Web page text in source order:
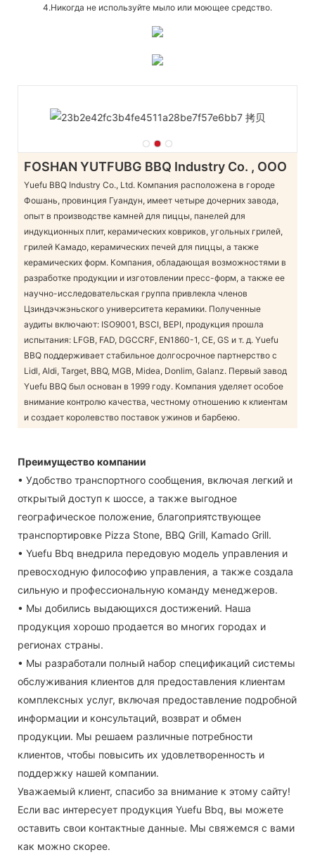
4.Никогда не используйте мыло или моющее средство.
FOSHAN YUTFUBG BBQ Industry Co. , ООО
Yuefu BBQ Industry Co., Ltd. Компания расположена в городе
Фошань, провинция Гуандун, имеет четыре дочерних завода,
опыт в производстве камней для пиццы, панелей для
индукционных плит, керамических ковриков, угольных грилей,
грилей Камадо, керамических печей для пиццы, а также
керамических форм. Компания, обладающая возможностями в
разработке продукции и изготовлении пресс-форм, а также ее
научно-исследовательская группа привлекла членов
Цзиндэчжэньского университета керамики. Полученные
аудиты включают: ISO9001, BSCI, BEPI, продукция прошла
испытания: LFGB, FAD, DGCCRF, EN1860-1, CE, GS и т. д. Yuefu
BBQ поддерживает стабильное долгосрочное партнерство с
Lidl, Aldi, Target, BBQ, MGB, Midea, Donlim, Galanz. Первый завод
Yuefu BBQ был основан в 1999 году. Компания уделяет особое
внимание контролю качества, честному отношению к клиентам
и создает королевство поставок ужинов и барбекю.
Преимущество компании
• Удобство транспортного сообщения, включая легкий и
открытый доступ к шоссе, а также выгодное
географическое положение, благоприятствующее
транспортировке Pizza Stone, BBQ Grill, Kamado Grill.
• Yuefu Bbq внедрила передовую модель управления и
превосходную философию управления, а также создала
сильную и профессиональную команду менеджеров.
• Мы добились выдающихся достижений. Наша
продукция хорошо продается во многих городах и
регионах страны.
• Мы разработали полный набор спецификаций системы
обслуживания клиентов для предоставления клиентам
комплексных услуг, включая предоставление подробной
информации и консультаций, возврат и обмен
продукции. Мы решаем различные потребности
клиентов, чтобы повысить их удовлетворенность и
поддержку нашей компании.
Уважаемый клиент, спасибо за внимание к этому сайту!
Если вас интересует продукция Yuefu Bbq, вы можете
оставить свои контактные данные. Мы свяжемся с вами
как можно скорее.